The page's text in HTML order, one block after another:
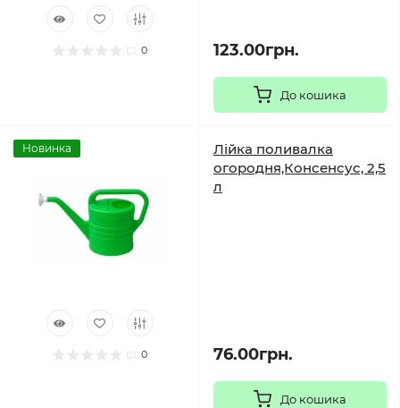
0 123.00грн.
До кошика
Новинка
0
Лійка поливалка
огородня,Консенсус, 2,5
л
76.00грн.
До кошика